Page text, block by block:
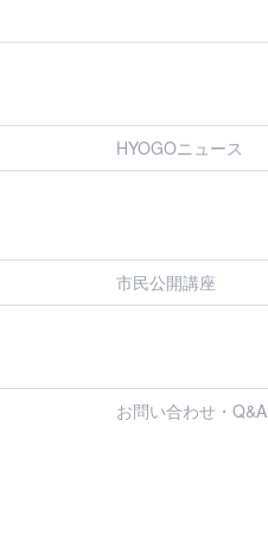
HYOGOニュース
市民公開講座
お問い合わせ・Q&A